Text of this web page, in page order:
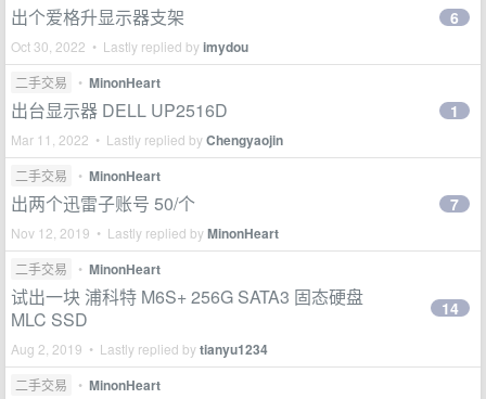
出个爱格升显示器支架
Oct 30, 2022 • Lastly replied byimydou
6
二手交易 • MinonHeart
出台显示器 DELL UP2516D
Mar 11, 2022 • Lastly replied byChengyaojin
1
二手交易 • MinonHeart
出两个迅雷子账号 50/个
Nov 12, 2019 • Lastly replied byMinonHeart
7
二手交易 • MinonHeart
试出一块 浦科特 M6S+ 256G SATA3 固态硬盘
MLC SSD
Aug 2, 2019 • Lastly replied bytianyu1234
14
二手交易 • MinonHeart